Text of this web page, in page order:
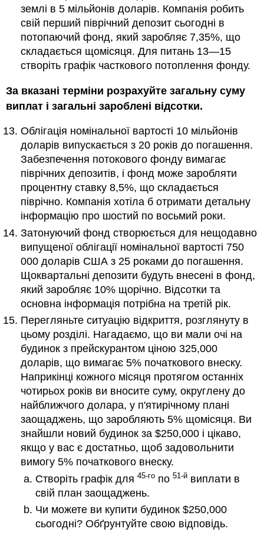
землі в 5 мільйонів доларів. Компанія робить
свій перший піврічний депозит сьогодні в
потопаючий фонд, який заробляє 7,35%, що
складається щомісяця. Для питань 13—15
створіть графік часткового потоплення фонду.
За вказані терміни розрахуйте загальну суму
виплат і загальні зароблені відсотки.
Облігація номінальної вартості 10 мільйонів
доларів випускається з 20 років до погашення.
Забезпечення потокового фонду вимагає
піврічних депозитів, і фонд може заробляти
процентну ставку 8,5%, що складається
піврічно. Компанія хотіла б отримати детальну
інформацію про шостий по восьмий роки.
Затонуючий фонд створюється для нещодавно
випущеної облігації номінальної вартості 750
000 доларів США з 25 роками до погашення.
Щоквартальні депозити будуть внесені в фонд,
який заробляє 10% щорічно. Відсотки та
основна інформація потрібна на третій рік.
Перегляньте ситуацію відкриття, розглянуту в
цьому розділі. Нагадаємо, що ви мали очі на
будинок з прейскурантом ціною 325,000
доларів, що вимагає 5% початкового внеску.
Наприкінці кожного місяця протягом останніх
чотирьох років ви вносите суму, округлену до
найближчого долара, у п'ятирічному плані
заощаджень, що заробляють 5% щомісяця. Ви
знайшли новий будинок за $250,000 і цікаво,
якщо у вас є достатньо, щоб задовольнити
вимогу 5% початкового внеску.
Створіть графік для 45-гопо 51-йвиплати в
свій план заощаджень.
Чи можете ви купити будинок $250,000
сьогодні? Обґрунтуйте свою відповідь.